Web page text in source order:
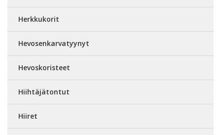
Herkkukorit
Hevosenkarvatyynyt
Hevoskoristeet
Hiihtäjätontut
Hiiret